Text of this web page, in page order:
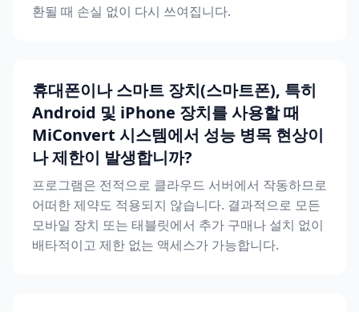
환될 때 손실 없이 다시 쓰여집니다.
휴대폰이나 스마트 장치(스마트폰), 특히
Android 및 iPhone 장치를 사용할 때
MiConvert 시스템에서 성능 병목 현상이
나 제한이 발생합니까?
프로그램은 전적으로 클라우드 서버에서 작동하므로
어떠한 제약도 적용되지 않습니다. 결과적으로 모든
모바일 장치 또는 태블릿에서 추가 구매나 설치 없이
배타적이고 제한 없는 액세스가 가능합니다.